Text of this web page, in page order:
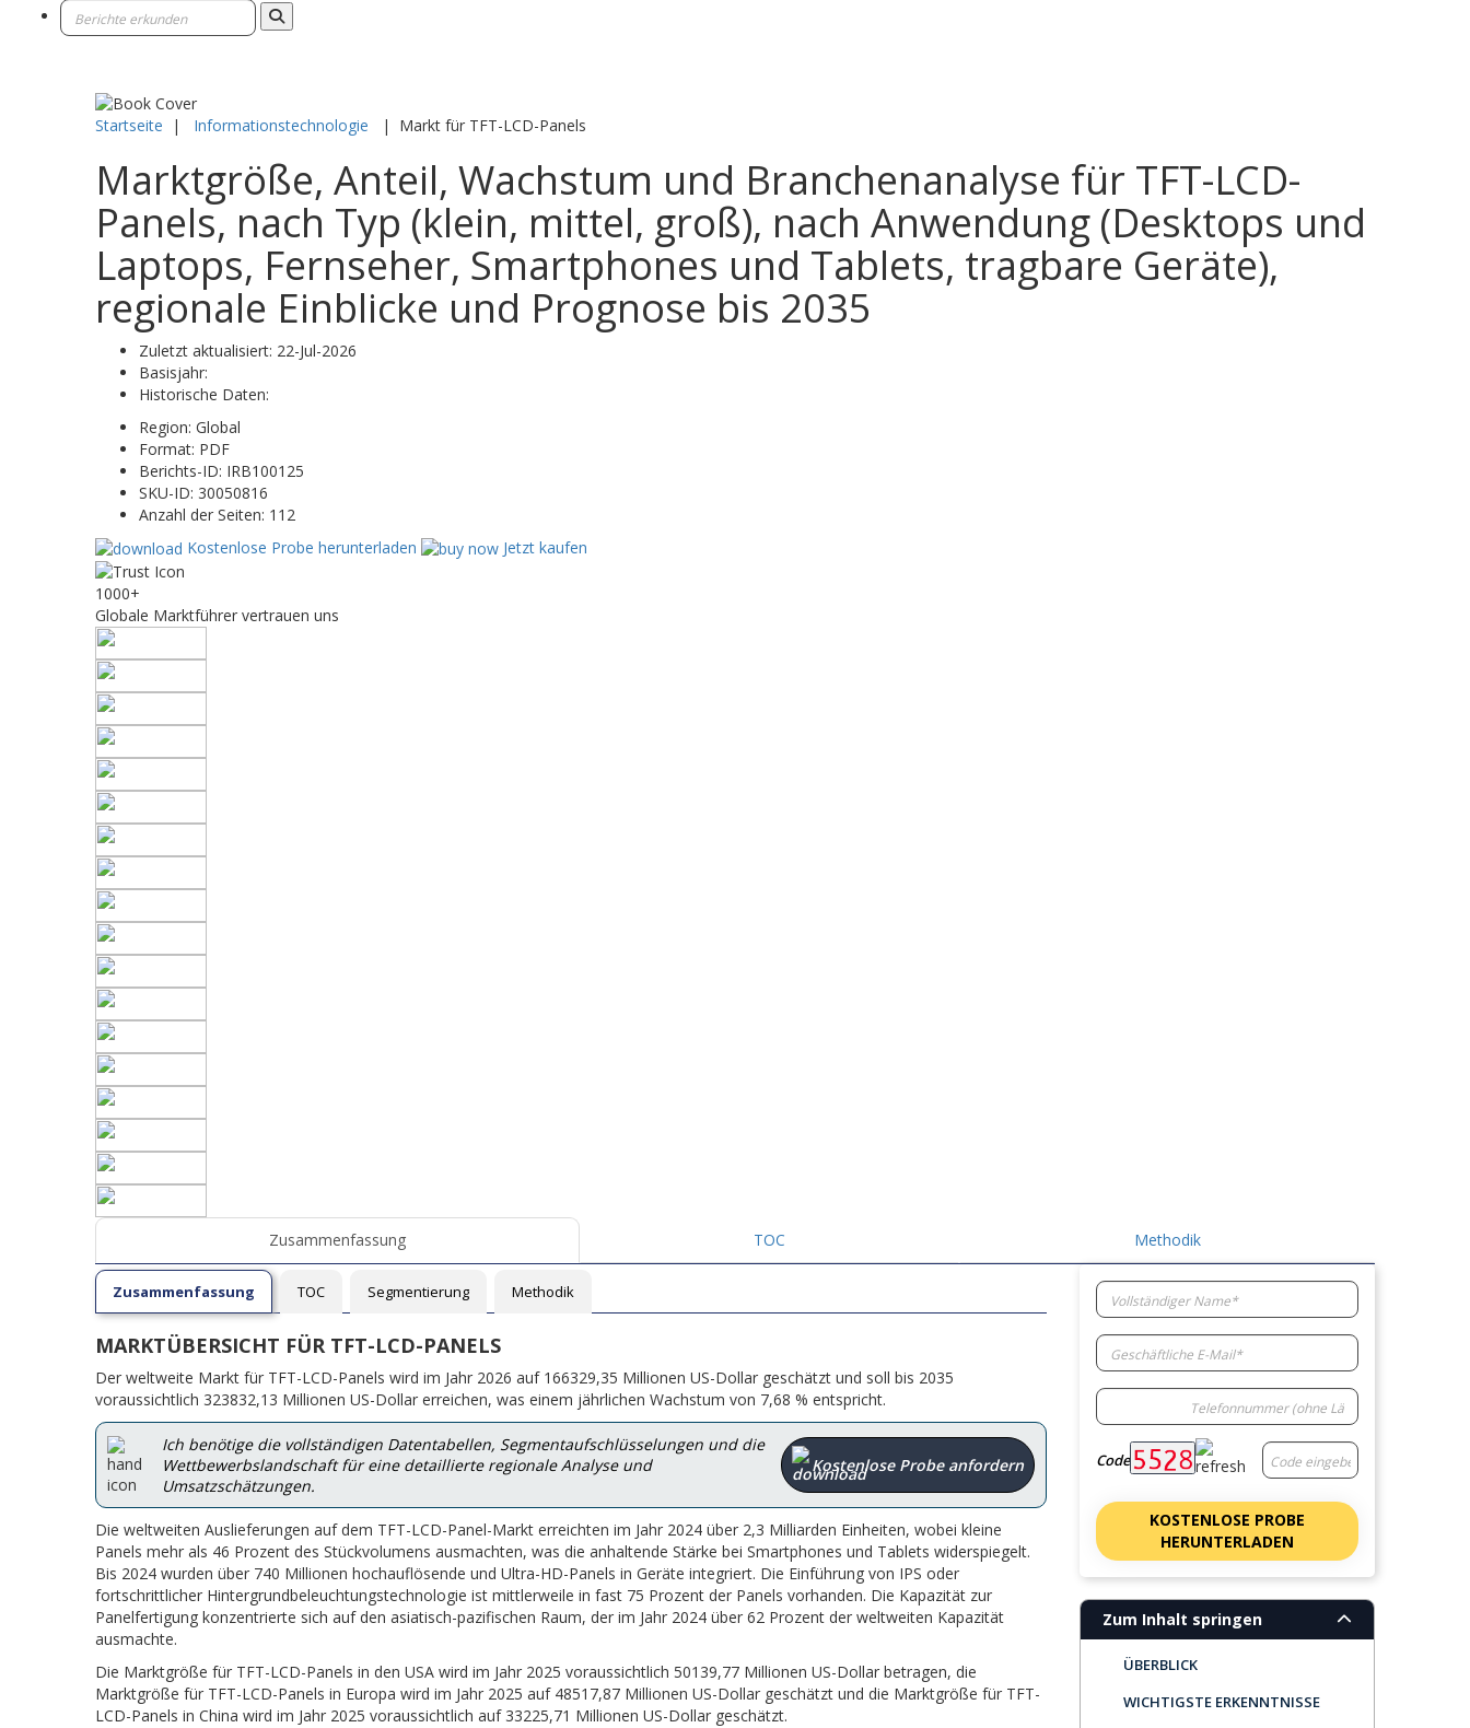
Startseite | Informationstechnologie | Markt für TFT-LCD-Panels
Marktgröße, Anteil, Wachstum und Branchenanalyse für TFT-LCD-
Panels, nach Typ (klein, mittel, groß), nach Anwendung (Desktops und
Laptops, Fernseher, Smartphones und Tablets, tragbare Geräte),
regionale Einblicke und Prognose bis 2035
Zuletzt aktualisiert: 22-Jul-2026
Basisjahr:
Historische Daten:
Region: Global
Format: PDF
Berichts-ID: IRB100125
SKU-ID: 30050816
Anzahl der Seiten: 112
Kostenlose Probe herunterladen
Jetzt kaufen
1000+
Globale Marktführer vertrauen uns
Zusammenfassung TOC Methodik
Zusammenfassung TOC Segmentierung Methodik
MARKTÜBERSICHT FÜR TFT-LCD-PANELS
Der weltweite Markt für TFT-LCD-Panels wird im Jahr 2026 auf 166329,35 Millionen US-Dollar geschätzt und soll bis 2035
voraussichtlich 323832,13 Millionen US-Dollar erreichen, was einem jährlichen Wachstum von 7,68 % entspricht.
Ich benötige die vollständigen Datentabellen, Segmentaufschlüsselungen und die
Wettbewerbslandschaft für eine detaillierte regionale Analyse und
Umsatzschätzungen.
Kostenlose Probe anfordern
Die weltweiten Auslieferungen auf dem TFT-LCD-Panel-Markt erreichten im Jahr 2024 über 2,3 Milliarden Einheiten, wobei kleine
Panels mehr als 46 Prozent des Stückvolumens ausmachten, was die anhaltende Stärke bei Smartphones und Tablets widerspiegelt.
Bis 2024 wurden über 740 Millionen hochauflösende und Ultra-HD-Panels in Geräte integriert. Die Einführung von IPS oder
fortschrittlicher Hintergrundbeleuchtungstechnologie ist mittlerweile in fast 75 Prozent der Panels vorhanden. Die Kapazität zur
Panelfertigung konzentrierte sich auf den asiatisch-pazifischen Raum, der im Jahr 2024 über 62 Prozent der weltweiten Kapazität
ausmachte.
Die Marktgröße für TFT-LCD-Panels in den USA wird im Jahr 2025 voraussichtlich 50139,77 Millionen US-Dollar betragen, die
Marktgröße für TFT-LCD-Panels in Europa wird im Jahr 2025 auf 48517,87 Millionen US-Dollar geschätzt und die Marktgröße für TFT-
LCD-Panels in China wird im Jahr 2025 voraussichtlich auf 33225,71 Millionen US-Dollar geschätzt.
Code
KOSTENLOSE PROBE
HERUNTERLADEN
Zum Inhalt springen
ÜBERBLICK
WICHTIGSTE ERKENNTNISSE